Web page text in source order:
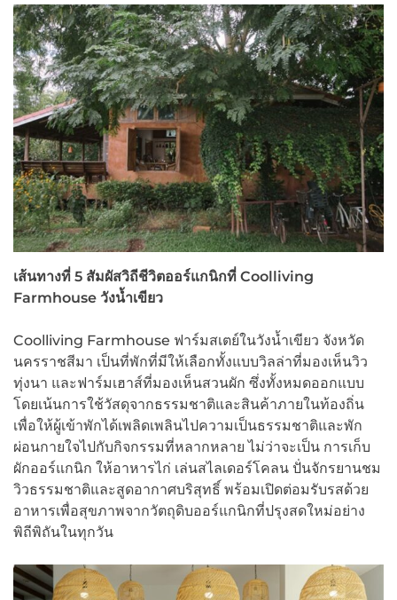
เส้นทางที่ 5 สัมผัสวิถีชีวิตออร์แกนิกที่ Coolliving
Farmhouse วังน้ำเขียว
Coolliving Farmhouse ฟาร์มสเตย์ในวังน้ำเขียว จังหวัด
นครราชสีมา เป็นที่พักที่มีให้เลือกทั้งแบบวิลล่าที่มองเห็นวิว
ทุ่งนา และฟาร์มเฮาส์ที่มองเห็นสวนผัก ซึ่งทั้งหมดออกแบบ
โดยเน้นการใช้วัสดุจากธรรมชาติและสินค้าภายในท้องถิ่น
เพื่อให้ผู้เข้าพักได้เพลิดเพลินไปความเป็นธรรมชาติและพัก
ผ่อนกายใจไปกับกิจกรรมที่หลากหลาย ไม่ว่าจะเป็น การเก็บ
ผักออร์แกนิก ให้อาหารไก่ เล่นสไลเดอร์โคลน ปั่นจักรยานชม
วิวธรรมชาติและสูดอากาศบริสุทธิ์ พร้อมเปิดต่อมรับรสด้วย
อาหารเพื่อสุขภาพจากวัตถุดิบออร์แกนิกที่ปรุงสดใหม่อย่าง
พิถีพิถันในทุกวัน